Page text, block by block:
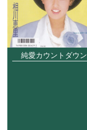
純愛カウントダウン